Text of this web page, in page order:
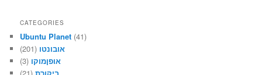
CATEGORIES
Ubuntu Planet (41)
אובונטו (201)
אופןמוקו (3)